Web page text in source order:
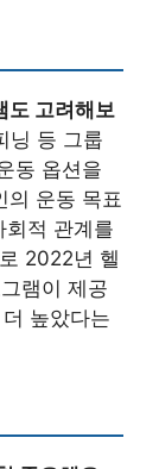
도 고려해보
닝 등 그룹
동 옵션을
의 운동 목표
적 관계를
2022년 헬
램이 제공
높았다는